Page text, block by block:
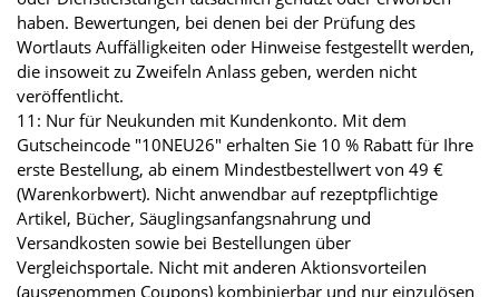
haben. Bewertungen, bei denen bei der Prüfung des
Wortlauts Auffälligkeiten oder Hinweise festgestellt werden,
die insoweit zu Zweifeln Anlass geben, werden nicht
veröffentlicht.
11: Nur für Neukunden mit Kundenkonto. Mit dem
Gutscheincode "10NEU26" erhalten Sie 10 % Rabatt für Ihre
erste Bestellung, ab einem Mindestbestellwert von 49 €
(Warenkorbwert). Nicht anwendbar auf rezeptpflichtige
Artikel, Bücher, Säuglingsanfangsnahrung und
Versandkosten sowie bei Bestellungen über
Vergleichsportale. Nicht mit anderen Aktionsvorteilen
(ausgenommen Coupons) kombinierbar und nur einzulösen